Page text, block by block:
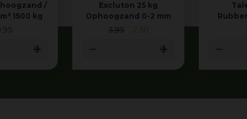
/
1500 kg
95
Excluton 25 kg
Ophoogzand 0-2 mm
3,95 2 50